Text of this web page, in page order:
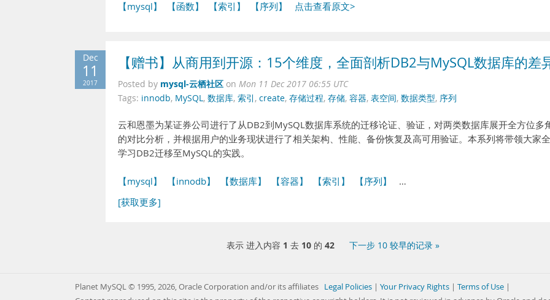
【mysql】 【函数】 【索引】 【序列】 点击查看原文>
Dec
11
2017
【赠书】从商用到开源：15个维度，全面剖析DB2与MySQL数据库的差
Posted by mysql-云栖社区 on Mon 11 Dec 2017 06:55 UTC
Tags: innodb, MySQL, 数据库, 索引 , create, 存储过程, 存储, 容器, 表空间, 数据类型, 序列
云和恩墨为某证券公司进行了从DB2到MySQL数据库系统的迁移论证、验证，对两类数据库展开全方位多
的对比分析，并根据用户的业务现状进行了相关架构、性能、备份恢复及高可用验证。本系列将带领大家
学习DB2迁移至MySQL的实践。
【mysql】 【innodb】 【数据库】 【容器】 【索引】 【序列】
…
[获取更多]
表示 进入内容 1 去 10的 42 下一步 10 较早的记录 »
Planet MySQL © 1995, 2026, Oracle Corporation and/or its affiliates Legal Policies | Your Privacy Rights | Terms of Use |